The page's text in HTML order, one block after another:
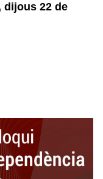
dijous 22 de